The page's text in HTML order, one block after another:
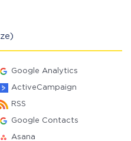
Google Analytics
ActiveCampaign
RSS
Google Contacts
Asana